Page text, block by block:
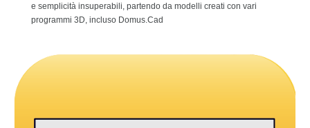
e semplicità insuperabili, partendo da modelli creati con vari
programmi 3D, incluso Domus.Cad